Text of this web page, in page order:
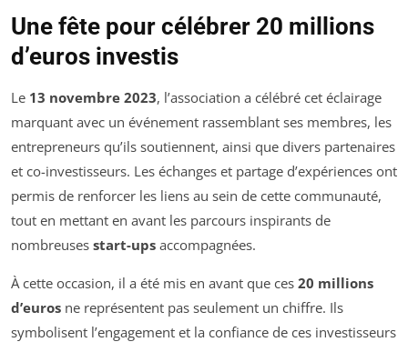
Une fête pour célébrer 20 millions
d’euros investis
Le 13 novembre 2023, l’association a célébré cet éclairage
marquant avec un événement rassemblant ses membres, les
entrepreneurs qu’ils soutiennent, ainsi que divers partenaires
et co-investisseurs. Les échanges et partage d’expériences ont
permis de renforcer les liens au sein de cette communauté,
tout en mettant en avant les parcours inspirants de
nombreuses start-ups accompagnées.
À cette occasion, il a été mis en avant que ces 20 millions
d’euros ne représentent pas seulement un chiffre. Ils
symbolisent l’engagement et la confiance de ces investisseurs